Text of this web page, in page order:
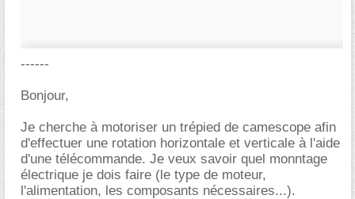
------
Bonjour,
Je cherche à motoriser un trépied de camescope afin
d'effectuer une rotation horizontale et verticale à l'aide
d'une télécommande. Je veux savoir quel monntage
électrique je dois faire (le type de moteur,
l'alimentation, les composants nécessaires...).